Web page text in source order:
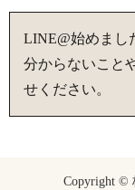
LINE@始めまし
分からないこと
せください。
Copyright ©